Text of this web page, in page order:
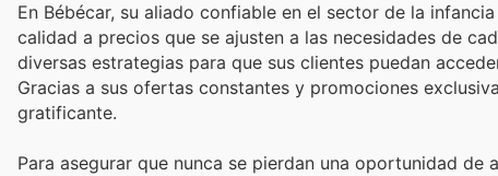
En Bébécar, su aliado confiable en el sector de la
calidad a precios que se ajusten a las necesidades de
diversas estrategias para que sus clientes puedan
Gracias a sus ofertas constantes y promociones
gratificante.
Para asegurar que nunca se pierdan una oportunidad